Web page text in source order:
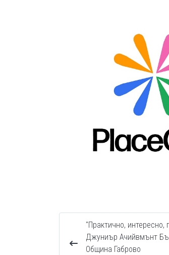
"Практично, интересно,
Джуниър Ачийвмънт
Община Габрово